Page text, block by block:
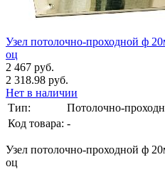
Узел потолочно-проходной ф
оц
2 467 руб.
2 318.98 руб.
Нет в наличии
Тип:
Потолочно-
Код товара: -
Узел потолочно-проходной ф
оц